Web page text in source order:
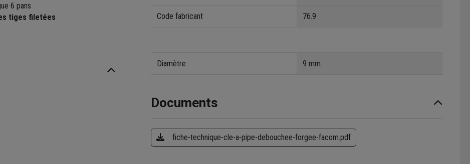
6 pans
tiges filetées
Code fabricant 76.9
Diamètre 9 mm
Documents
fiche-technique-cle-a-pipe-debouchee-forgee-facom.pdf